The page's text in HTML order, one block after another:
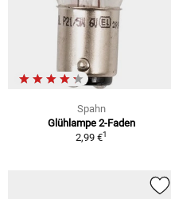
Spahn
Glühlampe 2-Faden
2,99 €1